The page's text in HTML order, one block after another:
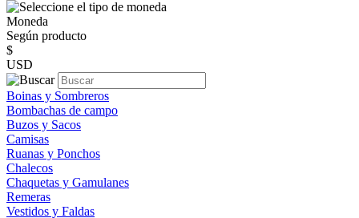
Moneda
Según producto
$
USD
Boinas y Sombreros
Bombachas de campo
Buzos y Sacos
Camisas
Ruanas y Ponchos
Chalecos
Chaquetas y Gamulanes
Remeras
Vestidos y Faldas